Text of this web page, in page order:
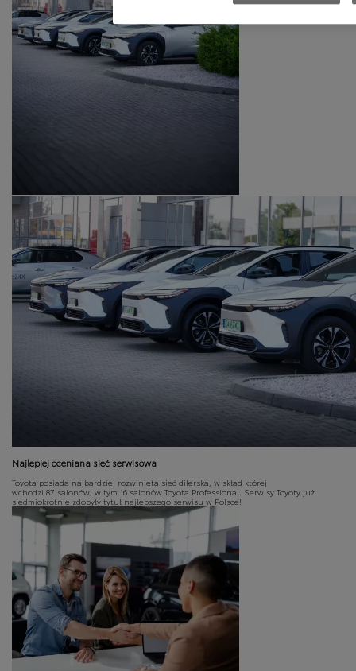
Najlepiej oceniana sieć serwisowa
Toyota posiada najbardziej rozwiniętą sieć dilerską, w skład której
wchodzi 87 salonów, w tym 16 salonów Toyota Professional. Serwisy Toyoty już
siedmiokrotnie zdobyły tytuł najlepszego serwisu w Polsce!